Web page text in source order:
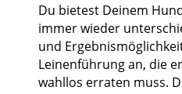
Du bietest Deinem
immer wieder
und
Leinenführung an, die
wahllos erraten muss.